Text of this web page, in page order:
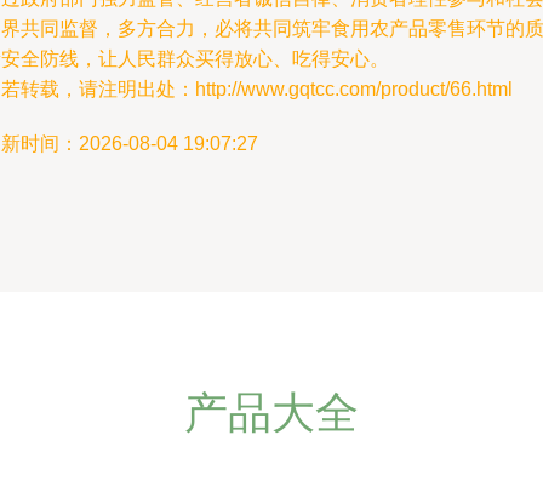
共同监督，多方合力，必将共同筑牢食用农产品零售环节的质
全防线，让人民群众买得放心、吃得安心。
转载，请注明出处：http://www.gqtcc.com/product/66.html
时间：2026-08-04 19:07:27
产品大全